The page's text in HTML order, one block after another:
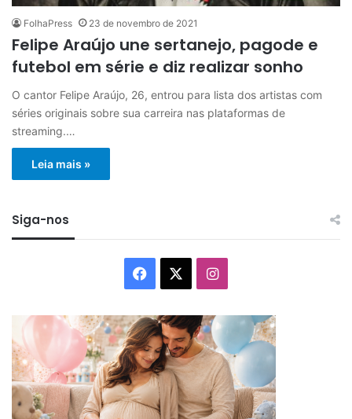
FolhaPress 23 de novembro de 2021
Felipe Araújo une sertanejo, pagode e
futebol em série e diz realizar sonho
O cantor Felipe Araújo, 26, entrou para lista dos artistas com
séries originais sobre sua carreira nas plataformas de
streaming.…
Leia mais »
Siga-nos
Facebook Instagram